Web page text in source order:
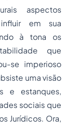
aspectos
em sua
à tona os
que
se imperioso
uma visão
e estanques,
sociais que
Jurídicos. Ora,